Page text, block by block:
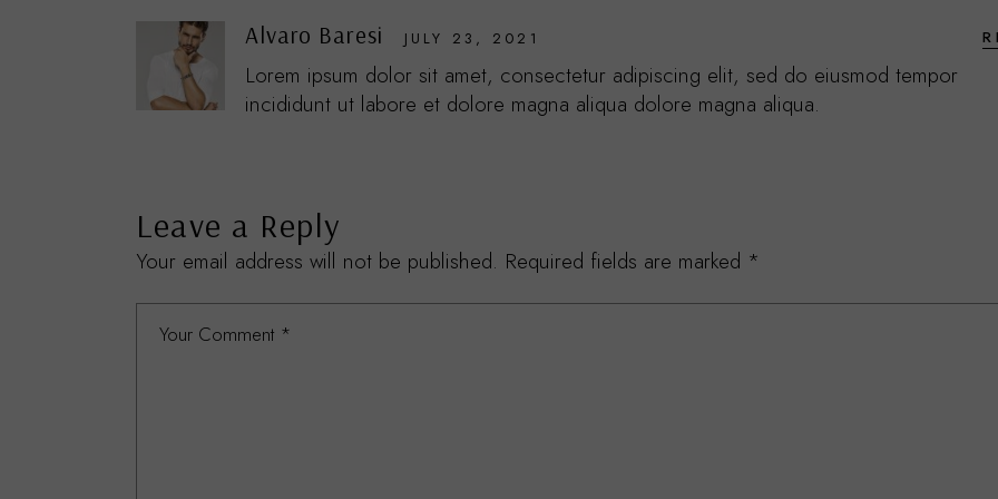
Alvaro Baresi JULY 23, 2021
Lorem ipsum dolor sit amet, consectetur adipiscing elit, sed do eiusmod tempor
incididunt ut labore et dolore magna aliqua dolore magna aliqua.
Leave a Reply
Your email address will not be published. Required fields are marked *